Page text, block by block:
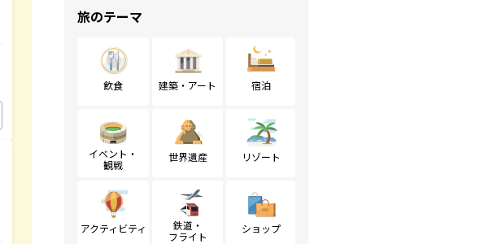
旅のテーマ
飲食 建築・アート 宿泊
イベント・
観戦
世界遺産 リゾート
アクティビティ
鉄道・
フライト
ショップ